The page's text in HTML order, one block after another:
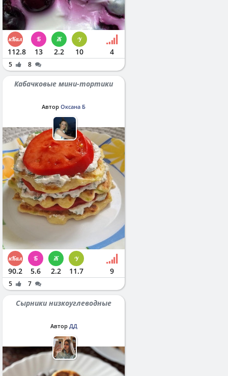
112.8 13 2.2 10 4
5 8
Кабачковые мини-тортики
Автор Оксана Б
90.2 5.6 2.2 11.7 9
5 7
Сырники низкоуглеводные
Автор ДД